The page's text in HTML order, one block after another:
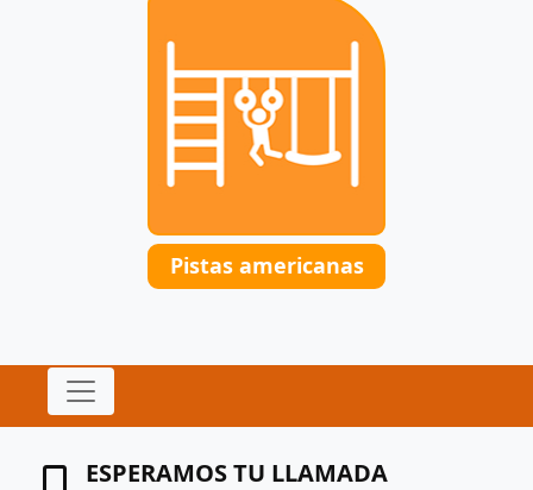
Pistas americanas
ESPERAMOS TU LLAMADA